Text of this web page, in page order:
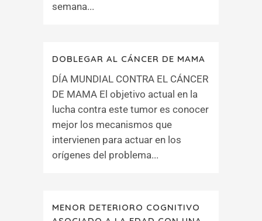
semana...
DOBLEGAR AL CÁNCER DE MAMA
DÍA MUNDIAL CONTRA EL CÁNCER
DE MAMA El objetivo actual en la
lucha contra este tumor es conocer
mejor los mecanismos que
intervienen para actuar en los
orígenes del problema...
MENOR DETERIORO COGNITIVO